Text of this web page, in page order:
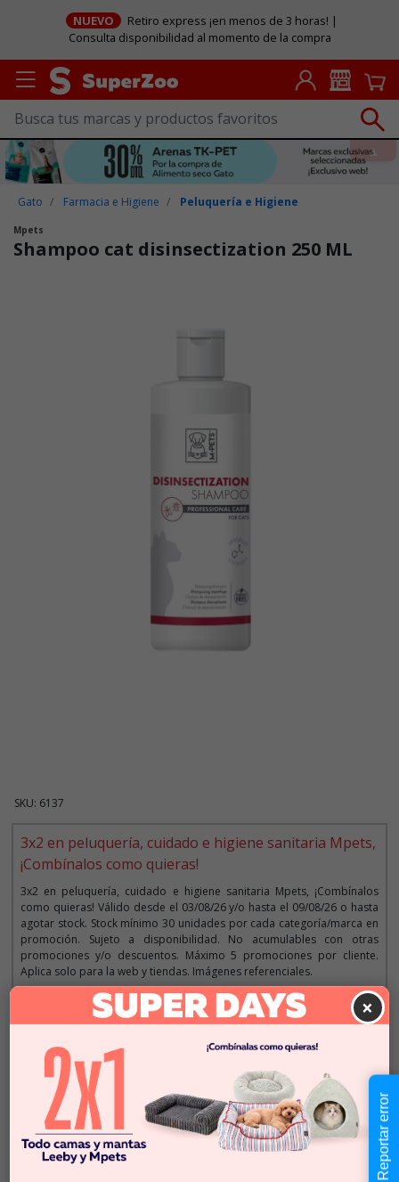
NUEVO
Retiro express ¡en menos de 3 horas! |
Consulta disponibilidad al momento de la compra
Gato Farmacia e Higiene Peluquería e Higiene
Mpets
Shampoo cat disinsectization 250 ML
SKU: 6137
3x2 en peluquería, cuidado e higiene sanitaria Mpets,
¡Combínalos como quieras!
3x2 en peluquería, cuidado e higiene sanitaria Mpets, ¡Combínalos
como quieras! Válido desde el 03/08/26 y/o hasta el 09/08/26 o hasta
agotar stock. Stock mínimo 30 unidades por cada categoría/marca en
promoción. Sujeto a disponibilidad. No acumulables con otras
promociones y/o descuentos. Máximo 5 promociones por cliente.
Aplica solo para la web y tiendas. Imágenes referenciales.
Cantidad:
- +
$5.990
En Stock
×
Reportar error